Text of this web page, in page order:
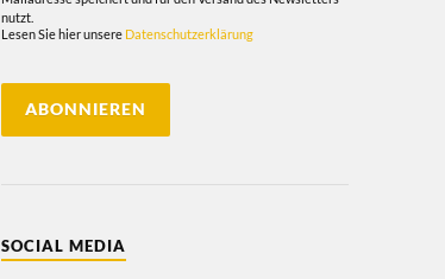
nutzt.
Lesen Sie hier unsere Datenschutzerklärung
SOCIAL MEDIA